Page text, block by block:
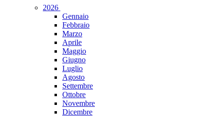
2026
Gennaio
Febbraio
Marzo
Aprile
Maggio
Giugno
Luglio
Agosto
Settembre
Ottobre
Novembre
Dicembre